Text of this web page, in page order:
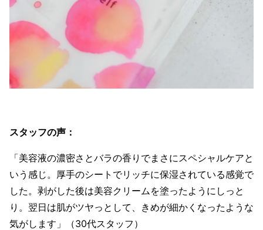
スタッフの声：
「美容液の濃密さとバラの香りでまさにスペシャルケアと
いう感じ。厚手のシートでリッチに保湿されている感覚で
した。剥がした後は美容クリームを塗ったようにしっと
り。翌日は肌がツヤっとして、きめが細かくなったような
気がします」（30代スタッフ）